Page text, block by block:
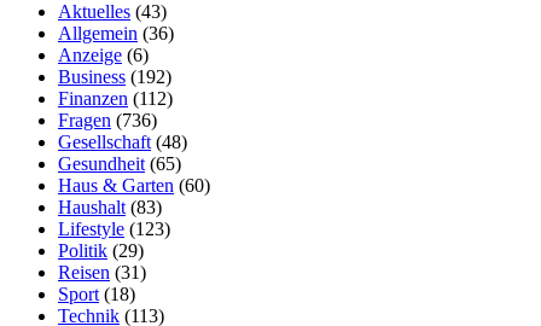
Aktuelles (43)
Allgemein (36)
Anzeige (6)
Business (192)
Finanzen (112)
Fragen (736)
Gesellschaft (48)
Gesundheit (65)
Haus & Garten (60)
Haushalt (83)
Lifestyle (123)
Politik (29)
Reisen (31)
Sport (18)
Technik (113)